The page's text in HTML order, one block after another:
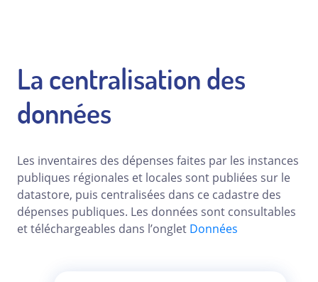
La centralisation des
données
Les inventaires des dépenses faites par les instances
publiques régionales et locales sont publiées sur le
datastore, puis centralisées dans ce cadastre des
dépenses publiques. Les données sont consultables
et téléchargeables dans l’onglet Données